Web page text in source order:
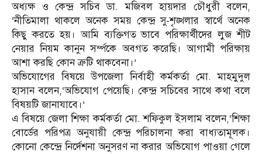
অধ্যক্ষ ও কেন্দ্র সচিব ডা. মজিবল হায়দার চৌধুরী বলেন,
‘নীতিমালা থাকলে অনেক সময় কেন্দ্র সু-শৃঙ্খলার স্বার্থে অনেক
কিছু করতে হয়। আমি ব্যক্তিগত ভাবে পরিক্ষার্থীদের লুজ শীট
নেয়ার নিয়ম কানুন সর্ম্পকে অবগত করেছি। আগামী পরিক্ষায়
আশা করছি কোন ত্রুটি থাকবেনা।’
অভিযোগের বিষয়ে উপজেলা নির্বাহী কর্মকর্তা মো. মাহমুদুল
হাসান বলেন,‘অভিযোগ পেয়েছি। কেন্দ্র সচিবের সাথে কথা বলে
বিষয়টি জানাযাবে।’
এ বিষয়ে জেলা শিক্ষা কর্মকর্তা মো. শফিকুল ইসলাম বলেন,‘শিক্ষা
বোর্ডের পরিপত্র অনুযায়ী কেন্দ্র পরিচালনা করা বাধ্যতামূলক।
কোনো কেন্দ্রে নির্দেশনা অনুসরণ না করার অভিযোগ পাওয়া গেলে